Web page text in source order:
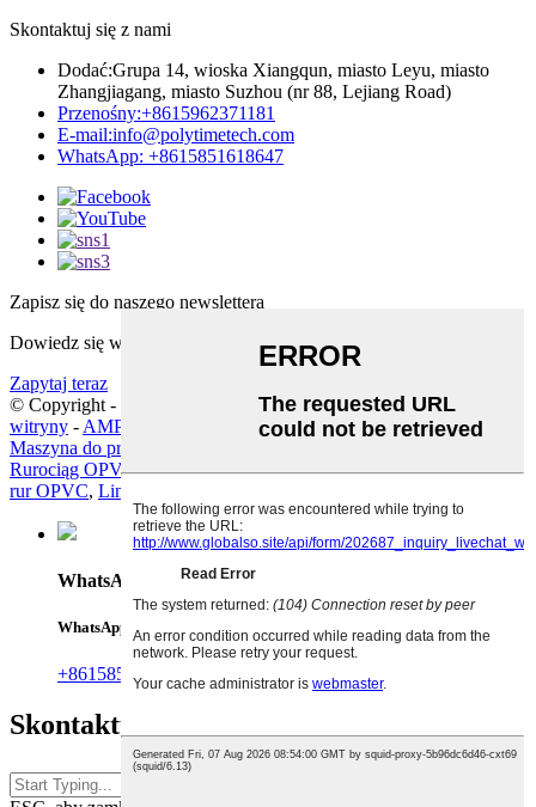
Skontaktuj się z nami
Dodać:Grupa 14, wioska Xiangqun, miasto Leyu, miasto
Zhangjiagang, miasto Suzhou (nr 88, Lejiang Road)
Przenośny:+8615962371181
E-mail:info@polytimetech.com
WhatsApp: +8615851618647
Zapisz się do naszego newslettera
Dowiedz się więcej o tym, co chcesz wiedzieć
Zapytaj teraz
© Copyright - 2019-2025 : Wszelkie prawa zastrzeżone. Mapa
witryny - AMP Mobile
Maszyna do produkcji rur OPVC
Rurociąg OPVC,Linia do produkcji rur OPVC,Linia produkcyjna
rur OPVC, Linia do wytłaczania rur OPVC
WhatsApp
WhatsApp
+8615851618647
Skontaktuj się z nami